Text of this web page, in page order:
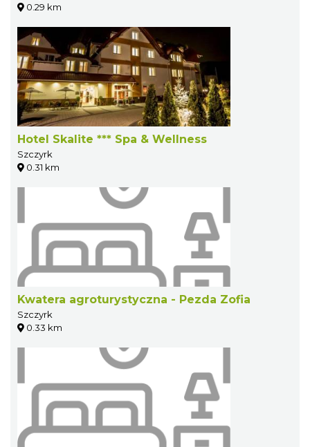
0.29 km
Hotel Skalite *** Spa & Wellness
Szczyrk
0.31 km
Kwatera agroturystyczna - Pezda Zofia
Szczyrk
0.33 km